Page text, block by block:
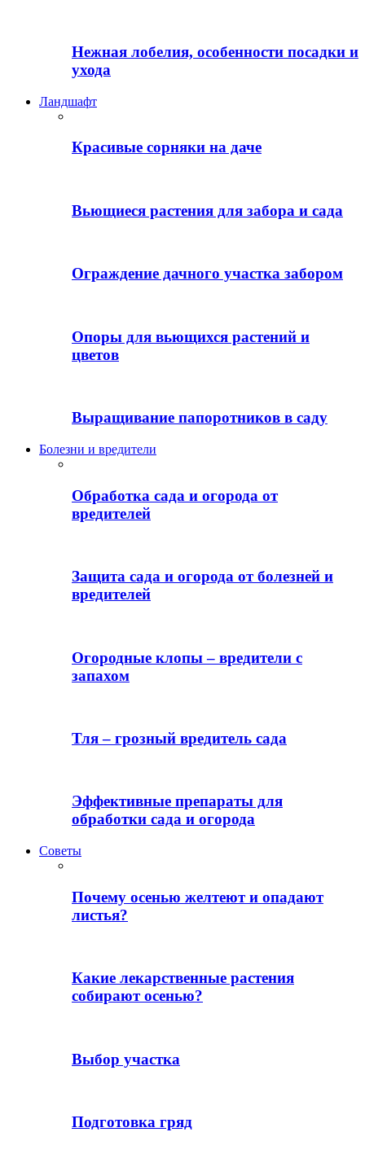
Нежная лобелия, особенности посадки и
ухода
Ландшафт
Красивые сорняки на даче
Вьющиеся растения для забора и сада
Ограждение дачного участка забором
Опоры для вьющихся растений и
цветов
Выращивание папоротников в саду
Болезни и вредители
Обработка сада и огорода от
вредителей
Защита сада и огорода от болезней и
вредителей
Огородные клопы – вредители с
запахом
Тля – грозный вредитель сада
Эффективные препараты для
обработки сада и огорода
Советы
Почему осенью желтеют и опадают
листья?
Какие лекарственные растения
собирают осенью?
Выбор участка
Подготовка гряд